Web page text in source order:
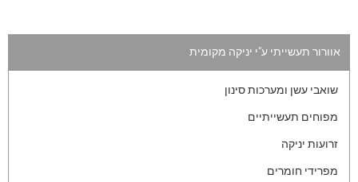
אוורור תעשייתי ע"י יניקה מקומית
שואבי עשן ומערכות סינון
מפוחים תעשייתיים
זרועות יניקה
מפרידי חומרים